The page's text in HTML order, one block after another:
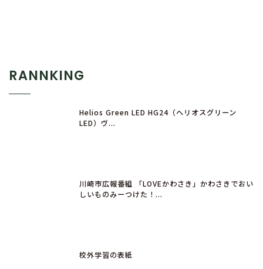
RANNKING
Helios Green LED HG24（ヘリオスグリーン
LED）ヴ...
川崎市広報番組 「LOVEかわさき」かわさきでおい
しいものみーつけた！...
校外学習の表紙